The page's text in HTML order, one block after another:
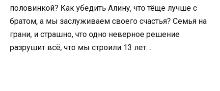
половинкой? Как убедить Алину, что тёще лучше с
братом, а мы заслуживаем своего счастья? Семья на
грани, и страшно, что одно неверное решение
разрушит всё, что мы строили 13 лет…